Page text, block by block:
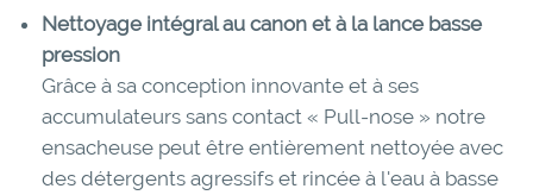
Nettoyage intégral au canon et à la lance basse
pression
Grâce à sa conception innovante et à ses
accumulateurs sans contact « Pull-nose » notre
ensacheuse peut être entièrement nettoyée avec
des détergents agressifs et rincée à l'eau à basse